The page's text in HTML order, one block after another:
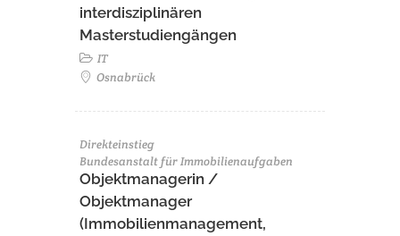
interdisziplinären
Masterstudiengängen
IT
Osnabrück
Direkteinstieg
Bundesanstalt für Immobilienaufgaben
Objektmanagerin /
Objektmanager
(Immobilienmanagement,